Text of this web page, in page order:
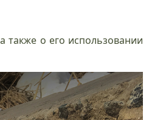
также о его использовании